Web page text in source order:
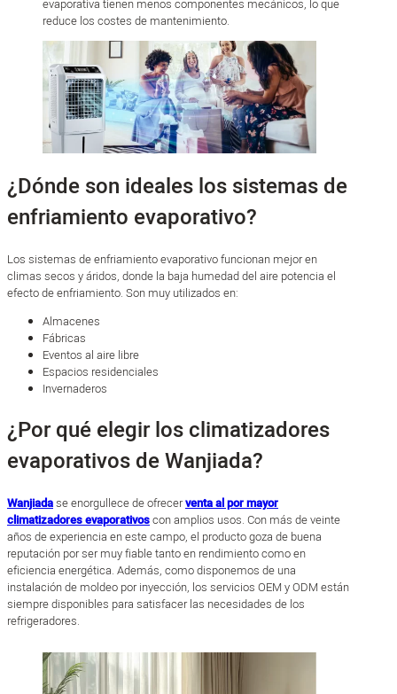
evaporativa tienen menos componentes mecánicos, lo que
reduce los costes de mantenimiento.
¿Dónde son ideales los sistemas de
enfriamiento evaporativo?
Los sistemas de enfriamiento evaporativo funcionan mejor en
climas secos y áridos, donde la baja humedad del aire potencia el
efecto de enfriamiento. Son muy utilizados en:
Almacenes
Fábricas
Eventos al aire libre
Espacios residenciales
Invernaderos
¿Por qué elegir los climatizadores
evaporativos de Wanjiada?
Wanjiadase enorgullece de ofrecerventa al por mayor
climatizadores evaporativoscon amplios usos. Con más de veinte
años de experiencia en este campo, el producto goza de buena
reputación por ser muy fiable tanto en rendimiento como en
eficiencia energética. Además, como disponemos de una
instalación de moldeo por inyección, los servicios OEM y ODM están
siempre disponibles para satisfacer las necesidades de los
refrigeradores.